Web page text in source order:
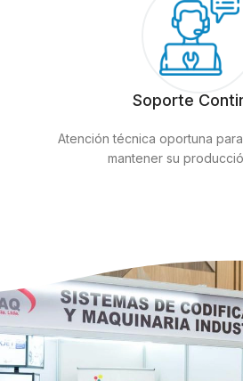
Soporte
Atención técnica oportuna
mantener su